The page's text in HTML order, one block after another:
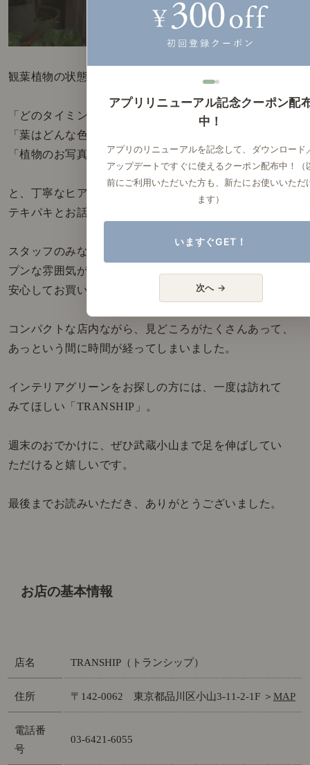
観葉植物の状態でお困りのお客様には、
「どのタイミングでお水をあげましたか？」
「葉はどんな色になっていますか？」
「植物のお写真はありますか？」
と、丁寧なヒアリングをしながら、的確な改善方法を
テキパキとお話されていました。
スタッフのみなさんは、気軽に相談できるようなオー
プンな雰囲気があり、こだわり派の方も初心者の方も
安心してお買い物ができるお店だと思います。
コンパクトな店内ながら、見どころがたくさんあって、
あっという間に時間が経ってしまいました。
インテリアグリーンをお探しの方には、一度は訪れて
みてほしい「TRANSHIP」。
週末のおでかけに、ぜひ武蔵小山まで足を伸ばしてい
ただけると嬉しいです。
最後までお読みいただき、ありがとうございました。
お店の基本情報
店名 TRANSHIP（トランシップ）
住所 〒142-0062 東京都品川区小山3-11-2-1F ＞ MAP
電話番
号
03-6421-6055
アプリリニューアル記念クーポン配
中！
アプリのリニューアルを記念して、ダウンロード
アップデートですぐに使えるクーポン配布中！（
前にご利用いただいた方も、新たにお使いいただ
ます）
いますぐGET！
次へ →